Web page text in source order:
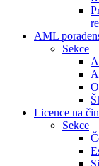
AML
Sekce
Licence na
Sekce